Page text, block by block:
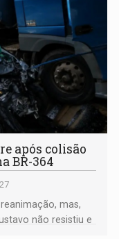
após colisão
BR-364
mas,
não resistiu e